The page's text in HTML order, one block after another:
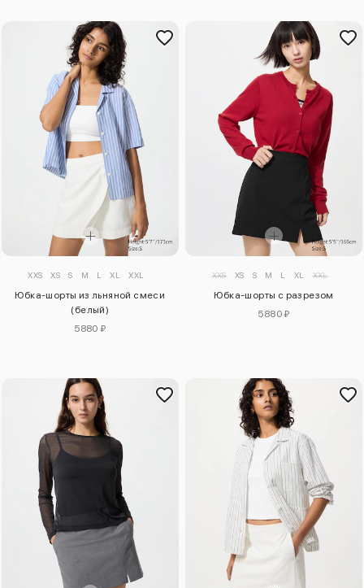
XXS XS S M L XL XXL
Юбка-шорты из льняной смеси
(белый)
5880 ₽
XXS XS S M L XL XXL
Юбка-шорты с разрезом
5880 ₽